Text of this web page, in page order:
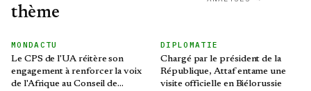
thème
MONDACTU
Le CPS de l'UA réitère son
engagement à renforcer la voix
de l'Afrique au Conseil de
DIPLOMATIE
Chargé par le président de la
République, Attaf entame une
visite officielle en Biélorussie